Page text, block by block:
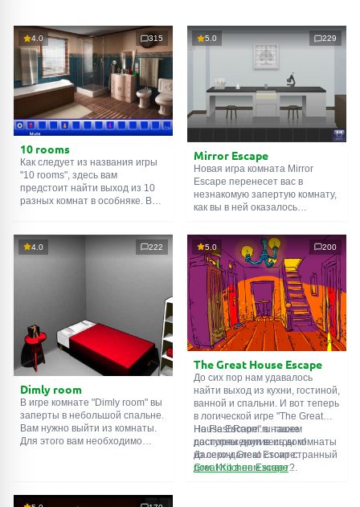
4.0 315
10 rooms
Как следует из названия игры
"10 rooms", здесь вам
предстоит найти выход из 10
разных комнат в особняке. В
их, чтобы выйти. Выход из
одной комнаты является
5.0 229
Mirror Escape
Новая игра комната Mirror
Escape перенесет вас в
незнакомую запертую комнату,
как вы в ней оказалось
смекалки попробуйте решить
все, приготовленные авторами
для вас, головоломки и найти
выход на свободу.
Внимательно осмотрите
помещение, возможно вы
сможете найти какие-нибудь
подсказки. Желаем удачи!
4.0 222
Dimly room
В игре комнате "Dimly room" вы
заперты в небольшой спальне.
Вам нужно выйти из комнаты.
Для этого вам необходимо
5.0 200
The Great House Escape
До сих пор нам удавалось
найти выход из кухни, гостиной,
ванной и спальни. И вот теперь
в логической игре "The Great
House Escape" в нашем
распоряжении весь дом!
Далеко-далеко стоит странный
дом. Кто в нем живет?
На FlashRoom.ru также
доступны другие игры комнаты
из серии Great Escape:
Great Kitchen Escape